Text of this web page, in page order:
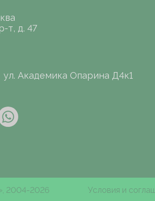
т, д. 47
ул. Академика Опарина Д4к1
2004-2026 Условия и